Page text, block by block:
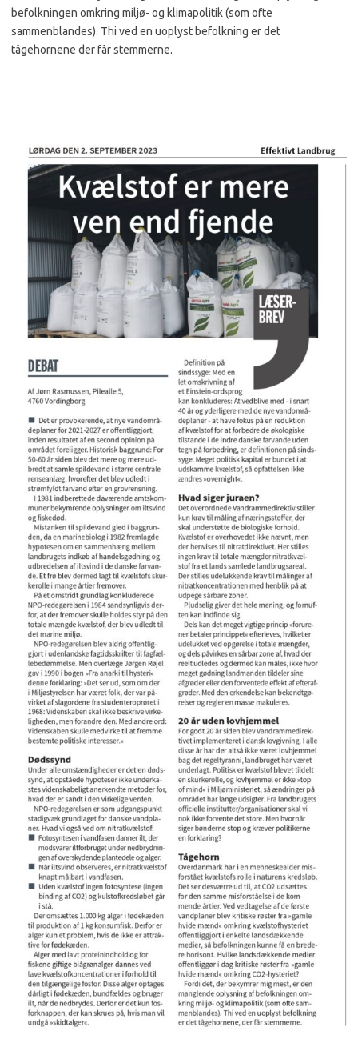
befolkningen omkring miljø- og klimapolitik (som ofte
sammenblandes). Thi ved en uoplyst befolkning er det
tågehornene der får stemmerne.